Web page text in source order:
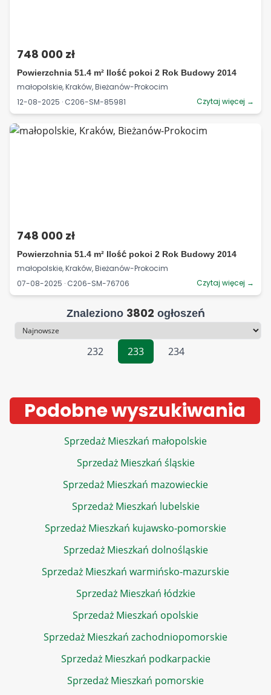
748 000 zł
Powierzchnia 51.4 m² Ilość pokoi 2 Rok Budowy 2014
małopolskie, Kraków, Bieżanów-Prokocim
12-08-2025 · C206-SM-85981
Czytaj więcej →
748 000 zł
Powierzchnia 51.4 m² Ilość pokoi 2 Rok Budowy 2014
małopolskie, Kraków, Bieżanów-Prokocim
07-08-2025 · C206-SM-76706
Czytaj więcej →
Znaleziono 3802 ogłoszeń
Sortowanie
232
233 234
Podobne wyszukiwania
Sprzedaż Mieszkań małopolskie
Sprzedaż Mieszkań śląskie
Sprzedaż Mieszkań mazowieckie
Sprzedaż Mieszkań lubelskie
Sprzedaż Mieszkań kujawsko-pomorskie
Sprzedaż Mieszkań dolnośląskie
Sprzedaż Mieszkań warmińsko-mazurskie
Sprzedaż Mieszkań łódzkie
Sprzedaż Mieszkań opolskie
Sprzedaż Mieszkań zachodniopomorskie
Sprzedaż Mieszkań podkarpackie
Sprzedaż Mieszkań pomorskie